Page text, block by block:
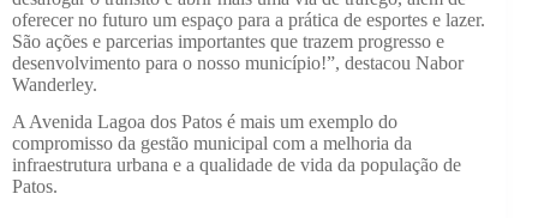
oferecer no futuro um espaço para a prática de esportes e lazer.
São ações e parcerias importantes que trazem progresso e
desenvolvimento para o nosso município!”, destacou Nabor
Wanderley.
A Avenida Lagoa dos Patos é mais um exemplo do
compromisso da gestão municipal com a melhoria da
infraestrutura urbana e a qualidade de vida da população de
Patos.